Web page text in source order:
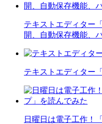
テキストエディター
開、自動保存機能、
テキストエディター
日曜日は電子工作！